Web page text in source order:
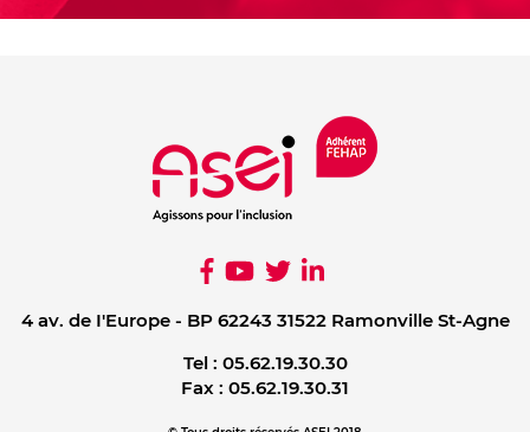
4 av. de I'Europe - BP 62243 31522 Ramonville St-Agne
Tel : 05.62.19.30.30
Fax : 05.62.19.30.31